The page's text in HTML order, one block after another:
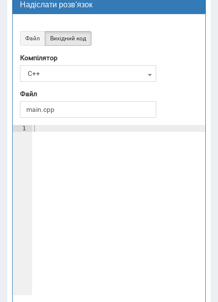
Надіслати розв'язок
Файл Вихідний код
Компілятор
C++
Файл
1